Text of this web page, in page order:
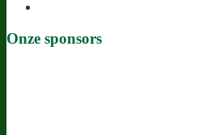
Onze sponsors